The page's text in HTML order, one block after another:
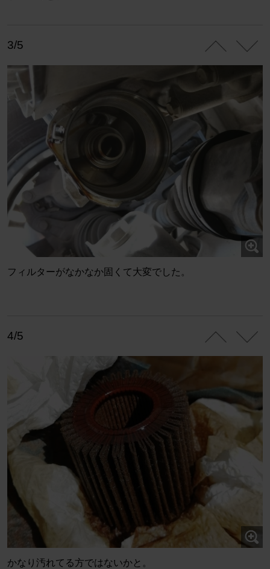
3/5
フィルターがなかなか固くて大変でした。
4/5
かなり汚れてる方ではないかと。